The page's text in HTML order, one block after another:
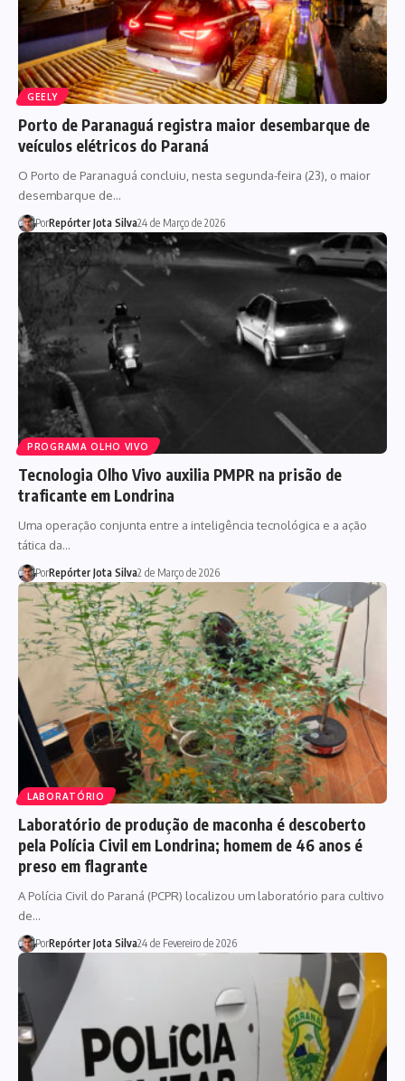
GEELY
Porto de Paranaguá registra maior desembarque de
veículos elétricos do Paraná
O Porto de Paranaguá concluiu, nesta segunda-feira (23), o maior
desembarque de…
PorRepórter Jota Silva24 de Março de 2026
PROGRAMA OLHO VIVO
Tecnologia Olho Vivo auxilia PMPR na prisão de
traficante em Londrina
Uma operação conjunta entre a inteligência tecnológica e a ação
tática da…
PorRepórter Jota Silva2 de Março de 2026
LABORATÓRIO
Laboratório de produção de maconha é descoberto
pela Polícia Civil em Londrina; homem de 46 anos é
preso em flagrante
A Polícia Civil do Paraná (PCPR) localizou um laboratório para cultivo
de…
PorRepórter Jota Silva24 de Fevereiro de 2026